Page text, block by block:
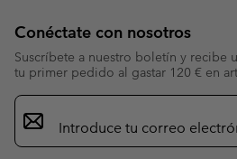
Conéctate con nosotros
Suscríbete a nuestro boletín y recibe
tu primer pedido al gastar 120 € en
Suscripción
de
correo